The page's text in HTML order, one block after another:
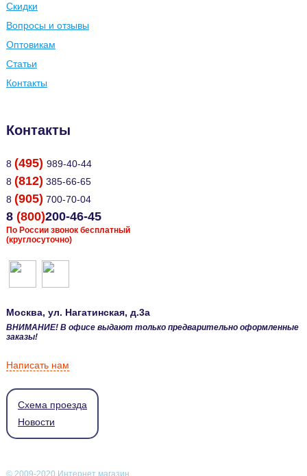
Скидки
Вопросы и отзывы
Оптовикам
Статьи
Контакты
Контакты
8 (495) 989-40-44
8 (812) 385-66-65
8 (905) 700-70-04
8 (800)200-46-45
По России звонок бесплатный
(круглосуточно)
Москва, ул. Нагатинская, д.3а
ВНИМАНИЕ! В офисе выдают только предварительно оформленные
заказы!
Написать нам
Схема проезда
Новости
© 2009-2020 Интернет магазин